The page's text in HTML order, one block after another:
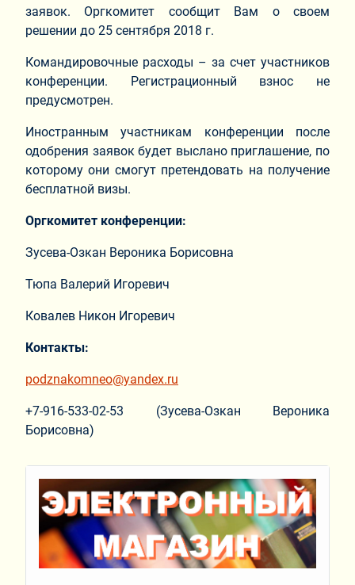
заявок. Оргкомитет сообщит Вам о своем
решении до 25 сентября 2018 г.
Командировочные расходы – за счет участников
конференции. Регистрационный взнос не
предусмотрен.
Иностранным участникам конференции после
одобрения заявок будет выслано приглашение, по
которому они смогут претендовать на получение
бесплатной визы.
Оргкомитет конференции:
Зусева-Озкан Вероника Борисовна
Тюпа Валерий Игоревич
Ковалев Никон Игоревич
Контакты:
podznakomneo@yandex.ru
+7-916-533-02-53 (Зусева-Озкан Вероника
Борисовна)